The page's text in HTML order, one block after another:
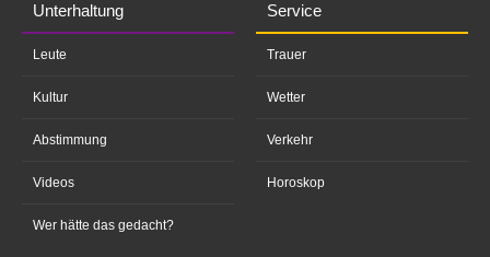
Unterhaltung
Leute
Kultur
Abstimmung
Videos
Wer hätte das gedacht?
Service
Trauer
Wetter
Verkehr
Horoskop